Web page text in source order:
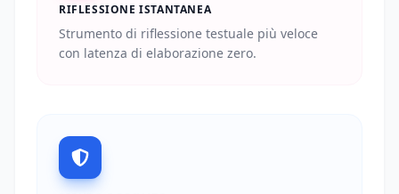
RIFLESSIONE ISTANTANEA
Strumento di riflessione testuale più veloce
con latenza di elaborazione zero.